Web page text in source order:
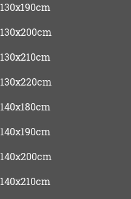
130x190cm
130x200cm
130x210cm
130x220cm
140x180cm
140x190cm
140x200cm
140x210cm